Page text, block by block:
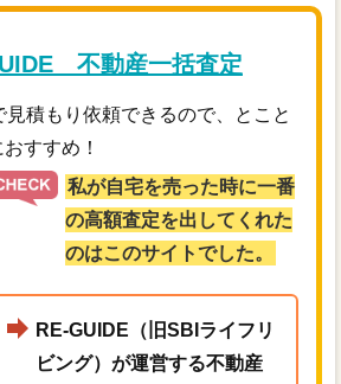
不動産一括査定
積もり依頼できるので、とこと
すすめ！
私が自宅を売った時に一番
の高額査定を出してくれた
のはこのサイトでした。
RE-GUIDE（旧SBIライフリ
ビング）が運営する不動産